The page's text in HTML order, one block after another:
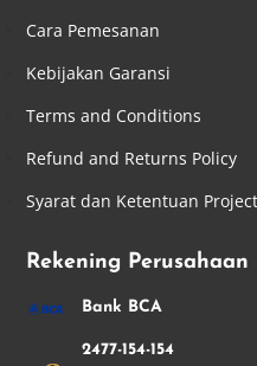
Cara Pemesanan
Kebijakan Garansi
Terms and Conditions
Refund and Returns Policy
Syarat dan Ketentuan Project
Rekening Perusahaan
Bank BCA
2477-154-154